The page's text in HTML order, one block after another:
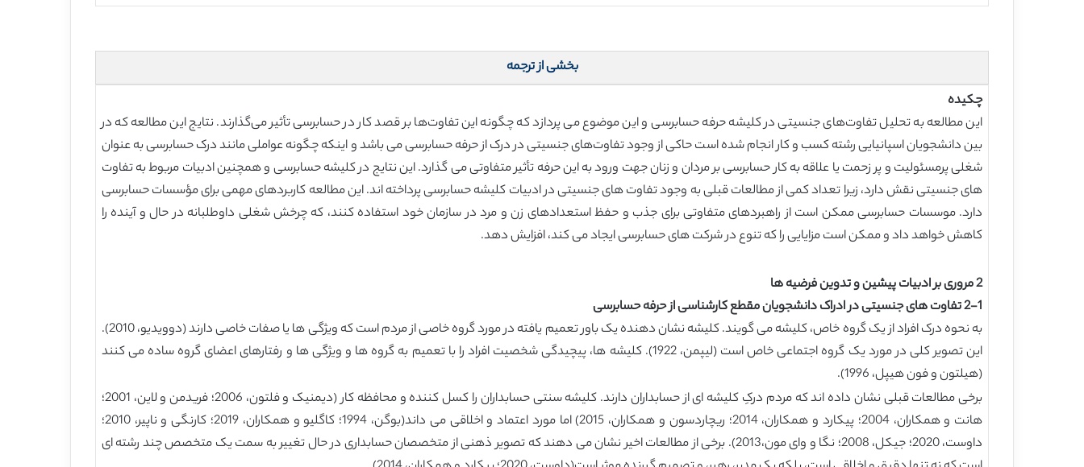
بخشی از ترجمه
چکیده
این مطالعه به تحلیل تفاوت‌های جنسیتی در کلیشه حرفه حسابرسی و این موضوع می پردازد که چگونه این تفاوت‌ها بر قصد کار در حسابرسی تأثیر می‌گذارند. نتایج این مطالعه که در
بین دانشجویان اسپانیایی رشته کسب و کار انجام شده است حاکی از وجود تفاوت‌های جنسیتی در درک از حرفه حسابرسی می باشد و اینکه چگونه عواملی مانند درک حسابرسی به عنوان
شغلی پرمسئولیت و پر زحمت یا علاقه به کار حسابرسی بر مردان و زنان جهت ورود به این حرفه تأثیر متفاوتی می گذارد. این نتایج در کلیشه حسابرسی و همچنین ادبیات مربوط به تفاوت
های جنسیتی نقش دارد، زیرا تعداد کمی از مطالعات قبلی به وجود تفاوت های جنسیتی در ادبیات کلیشه حسابرسی پرداخته اند. این مطالعه کاربردهای مهمی برای مؤسسات حسابرسی
دارد. موسسات حسابرسی ممکن است از راهبردهای متفاوتی برای جذب و حفظ استعدادهای زن و مرد در سازمان خود استفاده کنند، که چرخش شغلی داوطلبانه در حال و آینده را
کاهش خواهد داد و ممکن است مزایایی را که تنوع در شرکت های حسابرسی ایجاد می کند، افزایش دهد.
2 مروری بر ادبیات پیشین و تدوین فرضیه ها
2-1 تفاوت های جنسیتی در ادراک دانشجویان مقطع کارشناسی از حرفه حسابرسی
به نحوه درک افراد از یک گروه خاص، کلیشه می گویند. کلیشه نشان دهنده یک باور تعمیم یافته در مورد گروه خاصی از مردم است که ویژگی ها یا صفات خاصی دارند (دوویدیو، 2010).
این تصویر کلی در مورد یک گروه اجتماعی خاص است (لیپمن، 1922). کلیشه ها، پیچیدگی شخصیت افراد را با تعمیم به گروه ها و ویژگی ها و رفتارهای اعضای گروه ساده می کنند
(هیلتون و فون هیپل، 1996).
برخی مطالعات قبلی نشان داده اند که مردم درکِ کلیشه ای از حسابداران دارند. کلیشه سنتی حسابداران را کسل کننده و محافظه کار (دیمنیک و فلتون، 2006؛ فریدمن و لاین، 2001؛
هانت و همکاران، 2004؛ پیکارد و همکاران، 2014؛ ریچاردسون و همکاران، 2015) اما مورد اعتماد و اخلاقی می داند(بوگن، 1994؛ کاگلیو و همکاران، 2019؛ کارنگی و ناپیر، 2010؛
داوست، 2020؛ جیکل، 2008؛ نگا و وای مون،2013). برخی از مطالعات اخیر نشان می دهند که تصویر ذهنی از متخصصان حسابداری در حال تغییر به سمت یک متخصص چند رشته ای